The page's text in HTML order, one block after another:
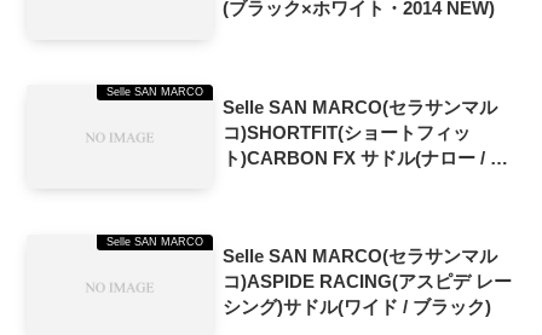
(ブラック×ホワイト・2014 NEW)
Selle SAN MARCO
Selle SAN MARCO(セラサンマル
コ)SHORTFIT(ショートフィッ
ト)CARBON FX サドル(ナロー / ブ
Selle SAN MARCO
Selle SAN MARCO(セラサンマル
コ)ASPIDE RACING(アスピデ レー
シング)サドル(ワイド / ブラック)